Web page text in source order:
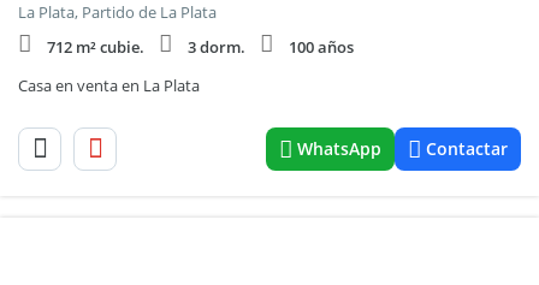
La Plata, Partido de La Plata
712 m² cubie.
3 dorm.
100 años
Casa en venta en La Plata
WhatsApp Contactar